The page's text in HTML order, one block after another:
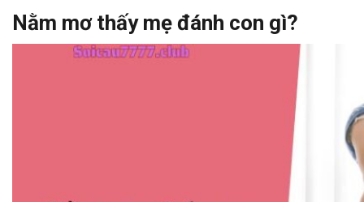
Nằm mơ thấy mẹ đánh con gì?